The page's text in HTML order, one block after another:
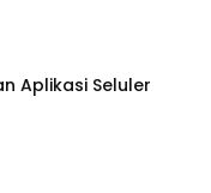
Aplikasi Seluler